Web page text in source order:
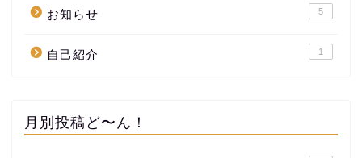
お知らせ 5
自己紹介 1
月別投稿ど〜ん！